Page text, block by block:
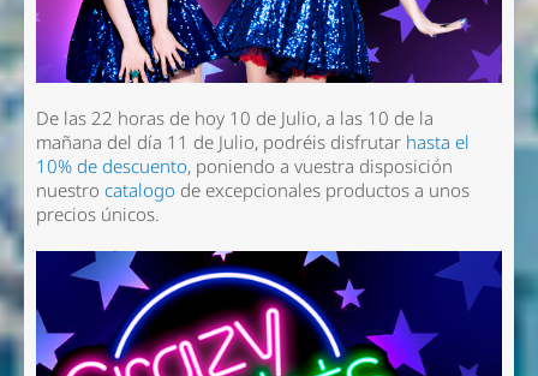
De las 22 horas de hoy 10 de Julio, a las 10 de la
mañana del día 11 de Julio, podréis disfrutar hasta el
10% de descuento, poniendo a vuestra disposición
nuestro catalogo de excepcionales productos a unos
precios únicos.